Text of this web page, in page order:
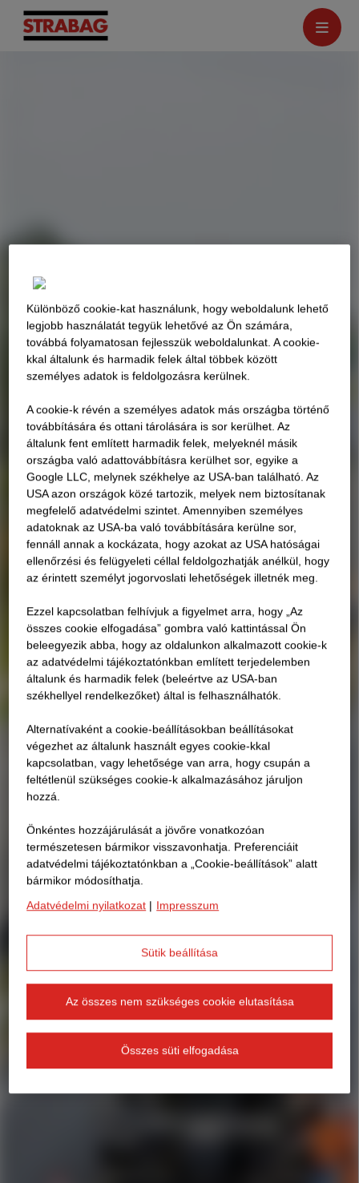
Különböző cookie-kat használunk, hogy weboldalunk lehető
legjobb használatát tegyük lehetővé az Ön számára,
továbbá folyamatosan fejlesszük weboldalunkat. A cookie-
kkal általunk és harmadik felek által többek között
személyes adatok is feldolgozásra kerülnek.
A cookie-k révén a személyes adatok más országba történő
továbbítására és ottani tárolására is sor kerülhet. Az
általunk fent említett harmadik felek, melyeknél másik
országba való adattovábbításra kerülhet sor, egyike a
Google LLC, melynek székhelye az USA-ban található. Az
USA azon országok közé tartozik, melyek nem biztosítanak
megfelelő adatvédelmi szintet. Amennyiben személyes
adatoknak az USA-ba való továbbítására kerülne sor,
fennáll annak a kockázata, hogy azokat az USA hatóságai
ellenőrzési és felügyeleti céllal feldolgozhatják anélkül, hogy
az érintett személyt jogorvoslati lehetőségek illetnék meg.
Ezzel kapcsolatban felhívjuk a figyelmet arra, hogy „Az
összes cookie elfogadása” gombra való kattintással Ön
beleegyezik abba, hogy az oldalunkon alkalmazott cookie-k
az adatvédelmi tájékoztatónkban említett terjedelemben
általunk és harmadik felek (beleértve az USA-ban
székhellyel rendelkezőket) által is felhasználhatók.
Alternatívaként a cookie-beállításokban beállításokat
végezhet az általunk használt egyes cookie-kkal
kapcsolatban, vagy lehetősége van arra, hogy csupán a
feltétlenül szükséges cookie-k alkalmazásához járuljon
hozzá.
Önkéntes hozzájárulását a jövőre vonatkozóan
természetesen bármikor visszavonhatja. Preferenciáit
adatvédelmi tájékoztatónkban a „Cookie-beállítások” alatt
bármikor módosíthatja.
Adatvédelmi nyilatkozat | Impresszum
Sütik beállítása
Az összes nem szükséges cookie elutasítása
Összes süti elfogadása